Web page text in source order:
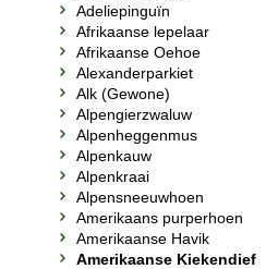
Adeliepinguïn
Afrikaanse lepelaar
Afrikaanse Oehoe
Alexanderparkiet
Alk (Gewone)
Alpengierzwaluw
Alpenheggenmus
Alpenkauw
Alpenkraai
Alpensneeuwhoen
Amerikaans purperhoen
Amerikaanse Havik
Amerikaanse Kiekendief